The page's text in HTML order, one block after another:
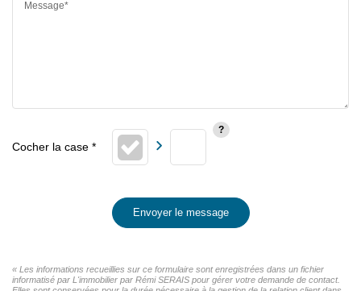
Message*
Envoyer le message
« Les informations recueillies sur ce formulaire sont enregistrées dans un fichier
informatisé par L'immobilier par Rémi SERAIS pour gérer votre demande de contact.